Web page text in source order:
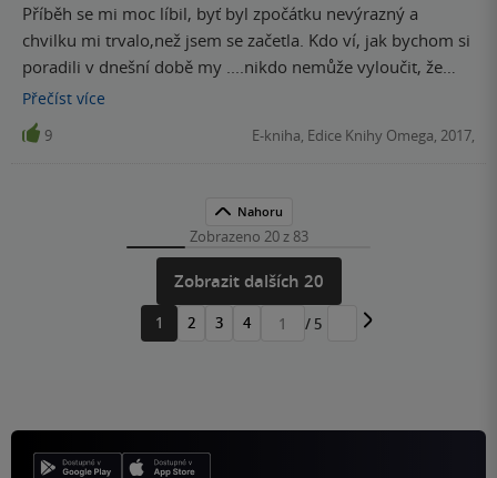
Příběh se mi moc líbil, byť byl zpočátku nevýrazný a
chvilku mi trvalo,než jsem se začetla. Kdo ví, jak bychom si
poradili v dnešní době my ....nikdo nemůže vyloučit, že
přijde jednou něco podobného a lidstvo se bude muset
Přečíst více
9 E-kniha, Edice Knihy Omega, 2017,
Nahoru
Zobrazeno 20 z 83
Zobrazit dalších 20
1 2 3 4
Přejít
/ 5